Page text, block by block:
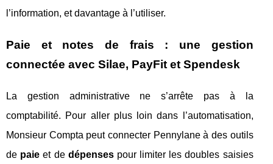
l’information, et davantage à l’utiliser.
Paie et notes de frais : une gestion
connectée avec Silae, PayFit et Spendesk
La gestion administrative ne s’arrête pas à la
comptabilité. Pour aller plus loin dans l’automatisation,
Monsieur Compta peut connecter Pennylane à des outils
de paie et de dépensespour limiter les doubles saisies